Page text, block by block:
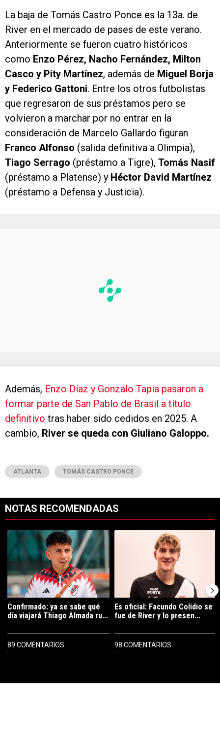
La baja de Tomás Castro Ponce es la 13a. de
River en el mercado de pases de este verano.
Anteriormente se fueron cuatro históricos
como Enzo Pérez, Nacho Fernández, Milton
Casco y Pity Martínez, además de Miguel Borja
y Federico Gattoni. Entre los otros futbolistas
que regresaron de sus préstamos pero se
volvieron a marchar por no entrar en la
consideración de Marcelo Gallardo figuran
Franco Alfonso (salida definitiva a Olimpia),
Tiago Serrago (préstamo a Tigre), Tomás Nasif
(préstamo a Platense) y Héctor David Martínez
(préstamo a Defensa y Justicia).
Además, Enzo Díaz y Gonzalo Tapia pasaron a
formar parte de San Pablo de Brasil a título
definitivo tras haber sido cedidos en 2025. A
cambio, River se queda con Giuliano Galoppo.
ATLANTA TOMÁS CASTRO PONCE
NOTAS RECOMENDADAS
Un artículo de tendencia con el título "Confirmado: ya se sabe qué
Confirmado: ya se sabe qué
día viajará Thiago Almada ru...
89 COMENTARIOS
Un artículo de tendencia con el
Es oficial: Facundo Colidio se
fue de River y lo presen...
98 COMENTARIOS